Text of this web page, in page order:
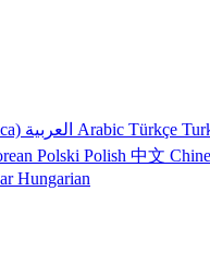
العربية Arabic Türkçe
Polski Polish 中文
Hungarian